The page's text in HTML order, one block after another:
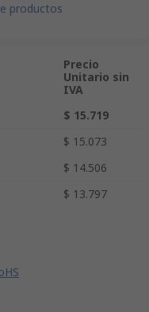
productos
Precio
Unitario sin
IVA
$ 15.719
$ 15.073
$ 14.506
$ 13.797